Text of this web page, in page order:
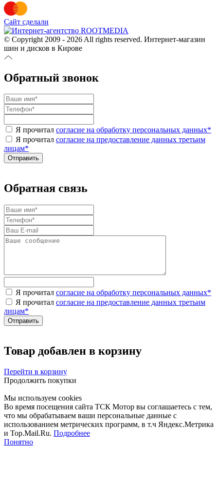
Сайт сделали
© Copyright 2009 - 2026 All rights reserved. Интернет-магазин
шин и дисков в Кирове
Обратный звонок
Я прочитал согласие на обработку персональных данных*
Я прочитал согласие на предоставление данных третьим
лицам*
Обратная связь
Я прочитал согласие на обработку персональных данных*
Я прочитал согласие на предоставление данных третьим
лицам*
Товар добавлен в корзину
Перейти в корзину
Продолжить покупки
Мы используем cookies
Во время посещения сайта ТСК Мотор вы соглашаетесь с тем,
что мы обрабатываем ваши персональные данные с
использованием метрических программ, в т.ч Яндекс.Метрика
и Top.Mail.Ru. Подробнее
Понятно